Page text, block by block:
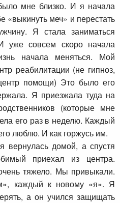
мне близко. И я начала
«выкинуть меч» и перестать
Я стала заниматься
уже совсем скоро начала
начала меняться. Мой
реабилитации (не гипноз,
помощи) Это было его
Я приезжала туда на
(которые мне
его раз в неделю. Каждый
люблю. И как горжусь им.
вернулась домой, а спустя
приехал из центра.
тяжело. Мы привыкали.
каждый к новому «я». Я
а он учился защищать